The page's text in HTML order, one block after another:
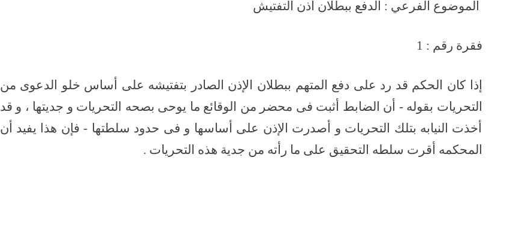
الموضوع الفرعي : الدفع ببطلان اذن التفتيش
فقرة رقم : 1
إذا كان الحكم قد رد على دفع المتهم ببطلان الإذن الصادر بتفتيشه على أساس خلو الدعوى من
التحريات بقوله - أن الضابط أثبت فى محضر من الوقائع ما يوحى بصحه التحريات و جديتها ، و قد
أخذت النيابه بتلك التحريات و أصدرت الإذن على أساسها و فى حدود سلطتها - فإن هذا يفيد أن
المحكمه أقرت سلطه التحقيق على ما رأته من جدية هذه التحريات .